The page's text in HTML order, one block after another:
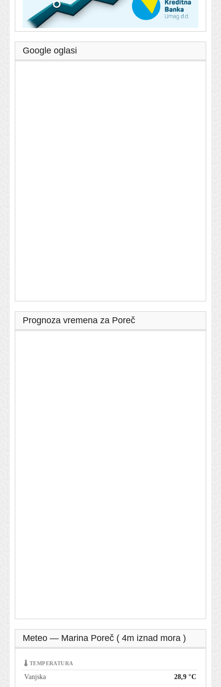
Google oglasi
Prognoza vremena za Poreč
Meteo — Marina Poreč ( 4m iznad mora )
🌡 TEMPERATURA
Vanjska 28,9 °C